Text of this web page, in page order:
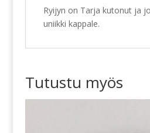
Ryijyn on Tarja kutonut ja
uniikki kappale.
Tutustu myös